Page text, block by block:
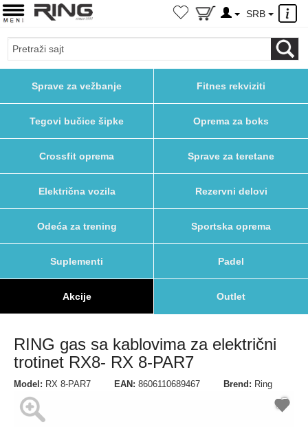
×
SRB
Sprave za vežbanje Fitnes rekviziti
Tegovi bučice šipke Oprema za boks
Crossfit oprema Sprave za teretane
Električna vozila Rezervni delovi
Odeća za trening Sportska oprema
Suplementi Padel
Akcije Outlet
RING gas sa kablovima za električni
trotinet RX8- RX 8-PAR7
Model: RX 8-PAR7 EAN: 8606110689467 Brend: Ring